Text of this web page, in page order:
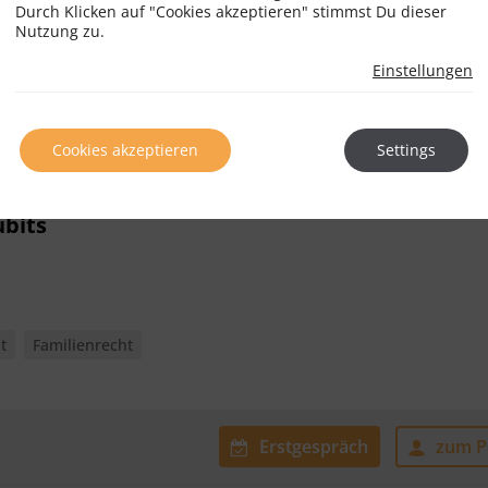
Liegenschaftsrecht Mietrecht
Erstgespräch zum
Familienrecht
Erstgespräch zum
Durch Klicken auf "Cookies akzeptieren" stimmst Du dieser
Nutzung zu.
Einstellungen
Cookies akzeptieren Settings